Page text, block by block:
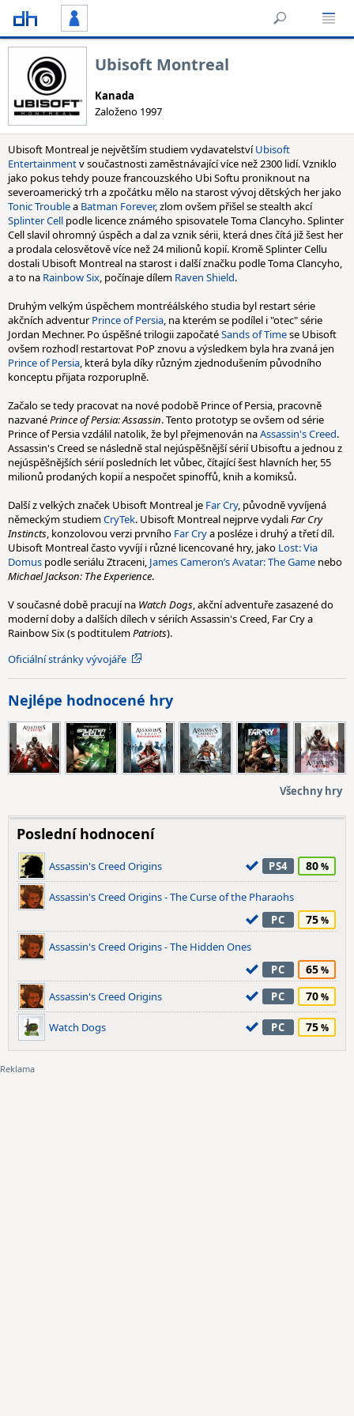
Ubisoft Montreal
Kanada
Založeno 1997
Ubisoft Montreal je největším studiem vydavatelstvíUbisoft
Entertainmentv součastnosti zaměstnávající více než 2300 lidí. Vzniklo
jako pokus tehdy pouze francouzského Ubi Softu proniknout na
severoamerický trh a zpočátku mělo na starost vývoj dětských her jako
Tonic Troublea Batman Forever, zlom ovšem přišel se stealth akcí
Splinter Cell podle licence známého spisovatele Toma Clancyho. Splinter
Cell slavil ohromný úspěch a dal za vznik sérii, která dnes čítá již šest her
a prodala celosvětově více než 24 milionů kopií. Kromě Splinter Cellu
dostali Ubisoft Montreal na starost i další značku podle Toma Clancyho,
a to na Rainbow Six, počínaje dílem Raven Shield.
Druhým velkým úspěchem montréálského studia byl restart série
akčních adventurPrince of Persia, na kterém se podílel i "otec" série
Jordan Mechner. Po úspěšné trilogii započatéSands of Timese Ubisoft
ovšem rozhodl restartovat PoP znovu a výsledkem byla hra zvaná jen
Prince of Persia, která byla díky různým zjednodušením původního
konceptu přijata rozporuplně.
Začalo se tedy pracovat na nové podobě Prince of Persia, pracovně
nazvanéPrince of Persia: Assassin. Tento prototyp se ovšem od série
Prince of Persia vzdálil natolik, že byl přejmenován naAssassin's Creed.
Assassin's Creed se následně stal nejúspěšnější sérií Ubisoftu a jednou z
nejúspěšnějších sérií posledních let vůbec, čítající šest hlavních her, 55
milionů prodaných kopií a nespočet spinoffů, knih a komiksů.
Další z velkých značek Ubisoft Montreal je Far Cry, původně vyvíjená
německým studiemCryTek. Ubisoft Montreal nejprve vydaliFar Cry
Instincts, konzolovou verzi prvního Far Crya posléze i druhý a třetí díl.
Ubisoft Montreal často vyvíjí i různé licencované hry, jako Lost: Via
Domus podle seriálu Ztraceni, James Cameron’s Avatar: The Game nebo
Michael Jackson: The Experience.
V současné době pracují na Watch Dogs, akční adventuře zasazené do
moderní doby a dalších dílech v sériích Assassin's Creed, Far Cry a
Rainbow Six (s podtitulemPatriots).
Oficiální stránky vývojáře
Nejlépe hodnocené hry
Všechny hry
Poslední hodnocení
Assassin's Creed Origins PS4 80
Assassin's Creed Origins - The Curse of the Pharaohs
PC
75
Assassin's Creed Origins - The Hidden Ones
PC
65
Assassin's Creed Origins PC 70
Watch Dogs PC 75